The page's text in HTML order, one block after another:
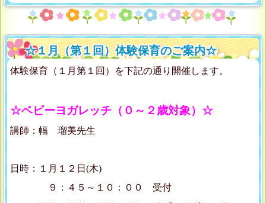
☆１月（第１回）体験保育のご案内☆
体験保育（１月第１回）を下記の通り開催します。
☆ベビーヨガレッチ（０～２歳対象）☆
講師：幅 瑠美先生
日時：１月１２日(木)
９：４５～１０：００ 受付